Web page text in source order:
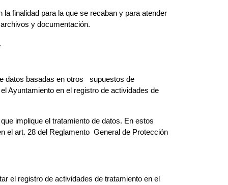
finalidad para la que se recaban y para atender
y documentación.
datos basadas en otros supuestos de
Ayuntamiento en el registro de actividades de
implique el tratamiento de datos. En estos
el art. 28 del Reglamento General de Protección
el registro de actividades de tratamiento en el